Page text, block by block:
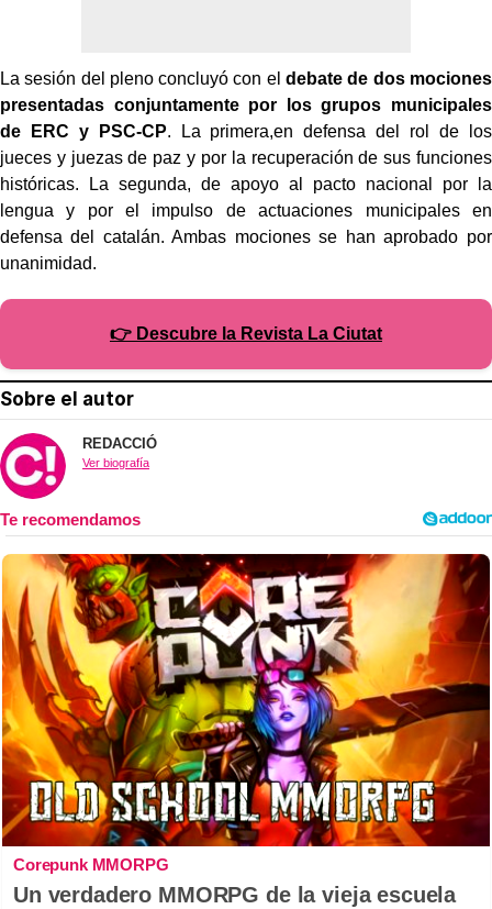
La sesión del pleno concluyó con eldebate de dos mociones
presentadas conjuntamente por los grupos municipales
de ERC y PSC-CP. La primera,en defensa del rol de los
jueces y juezas de paz y por la recuperación de sus funciones
históricas. La segunda, de apoyo al pacto nacional por la
lengua y por el impulso de actuaciones municipales en
defensa del catalán. Ambas mociones se han aprobado por
unanimidad.
👉 Descubre la Revista La Ciutat
Sobre el autor
REDACCIÓ
Ver biografía
Corepunk MMORPG
Un verdadero MMORPG de la vieja escuela